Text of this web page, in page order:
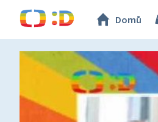
Domů